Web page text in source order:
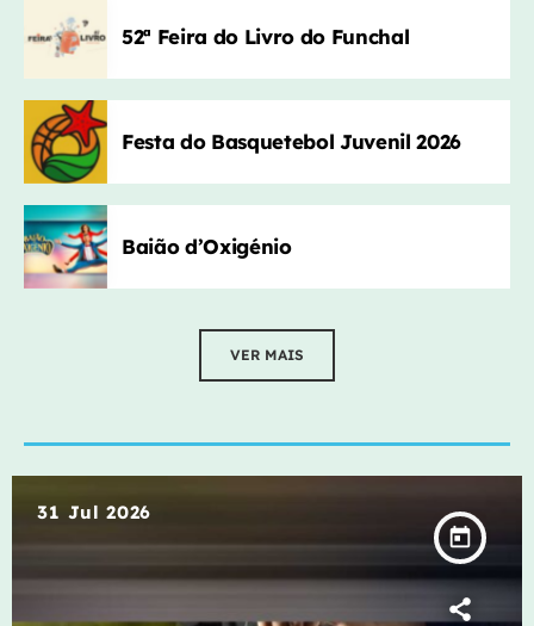
52ª Feira do Livro do Funchal
Festa do Basquetebol Juvenil 2026
Baião d’Oxigénio
VER MAIS
today
31 Jul 2026